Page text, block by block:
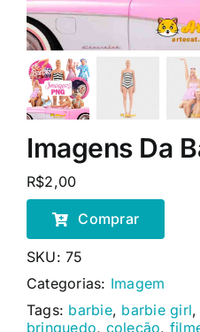
Imagens Da
R$2,00
Comprar
SKU:75
Categorias: Imagem
Tags: barbie, barbie girl,
brinquedo, coleção,